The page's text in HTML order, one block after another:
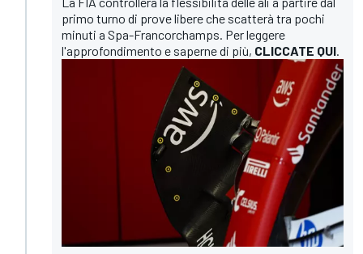
primo turno di prove libere che scatterà tra pochi
minuti a Spa-Francorchamps. Per leggere
l'approfondimento e saperne di più, CLICCATE QUI.